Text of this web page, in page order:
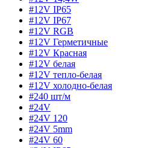
#12V IP65
#12V IP67
#12V RGB
#12V Герметичные
#12V Красная
#12V белая
#12V тепло-белая
#12V холодно-белая
#240 шт/м
#24V
#24V 120
#24V 5mm
#24V 60